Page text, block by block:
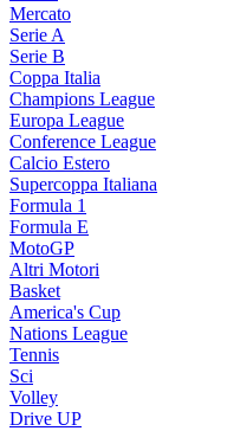
Mercato
Serie A
Serie B
Coppa Italia
Champions League
Europa League
Conference League
Calcio Estero
Supercoppa Italiana
Formula 1
Formula E
MotoGP
Altri Motori
Basket
America's Cup
Nations League
Tennis
Sci
Volley
Drive UP